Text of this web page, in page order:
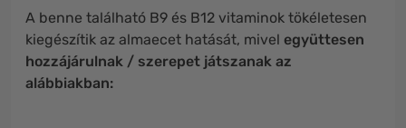
A benne található B9 és B12 vitaminok tökéletesen
kiegészítik az almaecet hatását, mivel együttesen
hozzájárulnak / szerepet játszanak az
alábbiakban: